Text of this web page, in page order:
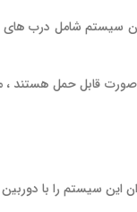
سیستم شامل درب‌
قابل حمل هستند
این سیستم را با